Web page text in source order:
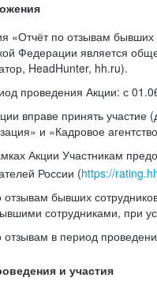
«Отчёт по отзывам
Федерации является
HeadHunter, hh.ru).
проведения Акции: с
вправе принять участие
и «Кадровое
Акции Участникам
России (https://
отзывам бывших
сотрудниками, при
отзывам в период
и участия